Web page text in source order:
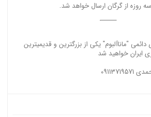
روزه از گرگان ارسال خواهد شد.
"ماناآلبوم" یکی از بزرگترین و قدیمیترین
ایران خواهید شد